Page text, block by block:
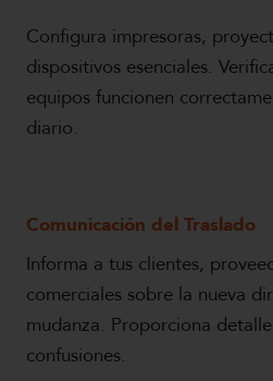
Configura impresoras,
dispositivos esenciales.
equipos funcionen
diario.
Comunicación del Traslado
Informa a tus clientes,
comerciales sobre la nueva
mudanza. Proporciona
confusiones.